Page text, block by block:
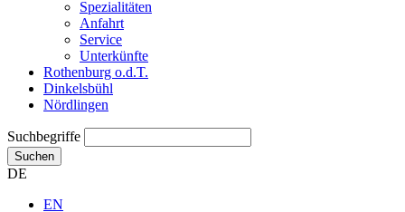
Spezialitäten
Anfahrt
Service
Unterkünfte
Rothenburg o.d.T.
Dinkelsbühl
Nördlingen
Suchbegriffe
Suchen
DE
EN